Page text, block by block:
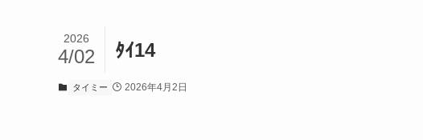
ﾀｲ14
2026
4/02
タイミー 2026年4月2日